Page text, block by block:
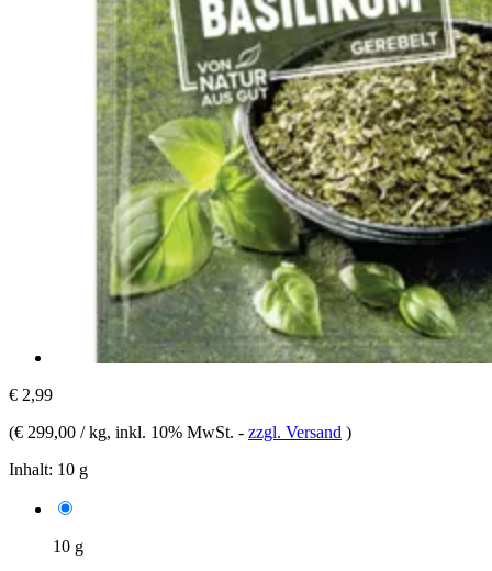
€ 2,99
(€ 299,00 / kg, inkl. 10% MwSt. - zzgl. Versand )
Inhalt: 10 g
10 g